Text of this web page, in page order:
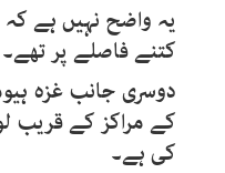
یہ واضح نہیں ہے کہ
کتنے فاصلے پر تھے۔
دوسری جانب غزہ
کے مراکز کے قریب
کی ہے۔